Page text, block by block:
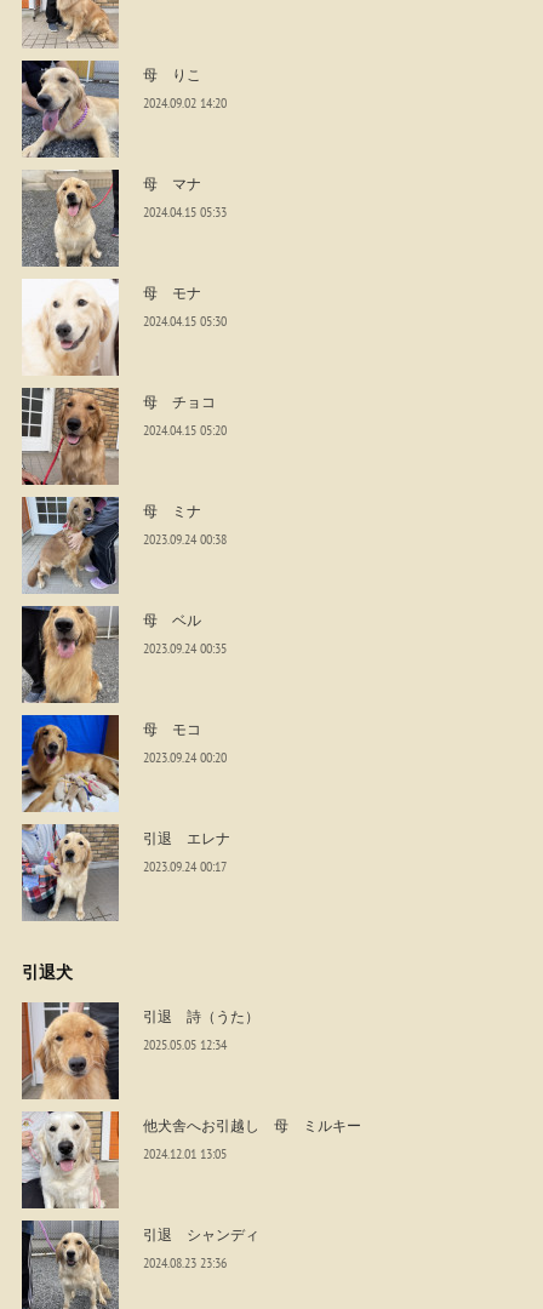
母 りこ
2024.09.02 14:20
母 マナ
2024.04.15 05:33
母 モナ
2024.04.15 05:30
母 チョコ
2024.04.15 05:20
母 ミナ
2023.09.24 00:38
母 ベル
2023.09.24 00:35
母 モコ
2023.09.24 00:20
引退 エレナ
2023.09.24 00:17
引退犬
引退 詩（うた）
2025.05.05 12:34
他犬舎へお引越し 母 ミルキー
2024.12.01 13:05
引退 シャンディ
2024.08.23 23:36